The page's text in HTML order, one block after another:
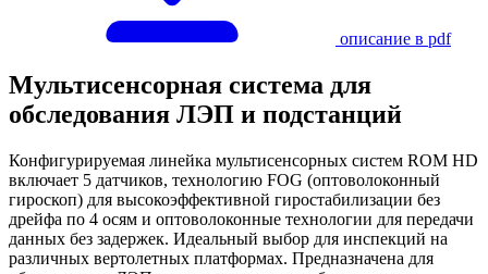
описание в pdf
Мультисенсорная система для
обследования ЛЭП и подстанций
Конфигурируемая линейка мультисенсорных систем ROM HD
включает 5 датчиков, технологию FOG (оптоволоконный
гироскоп) для высокоэффективной гиростабилизации без
дрейфа по 4 осям и оптоволоконные технологии для передачи
данных без задержек. Идеальный выбор для инспекций на
различных вертолетных платформах. Предназначена для